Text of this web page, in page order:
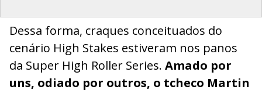
Dessa forma, craques conceituados do
cenário High Stakes estiveram nos panos
da Super High Roller Series. Amado por
uns, odiado por outros, o tcheco Martin